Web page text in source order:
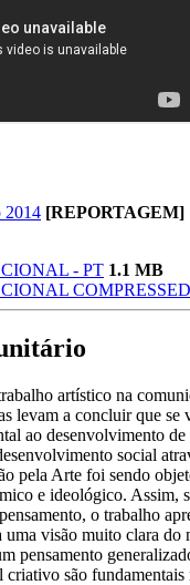
2014 [REPORTAGEM]
- PT 1.1 MB
artístico na
levam a concluir que
ao desenvolvimento
social
pela Arte foi sendo
e ideológico. Assim,
o trabalho
visão muito clara do
pensamento
criativo são